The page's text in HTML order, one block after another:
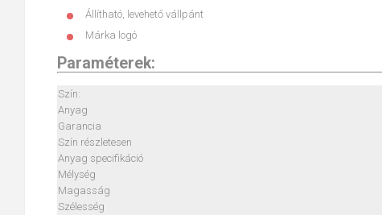
Állítható, levehető vállpánt
Márka logó
Paraméterek:
Szín:
Anyag
Garancia
Szín részletesen
Anyag specifikáció
Mélység
Magasság
Szélesség